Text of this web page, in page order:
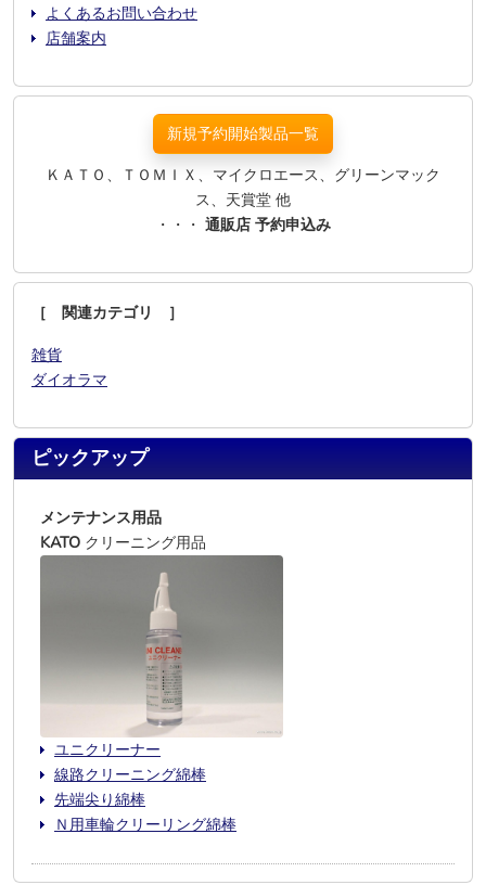
よくあるお問い合わせ
店舗案内
新規予約開始製品一覧
ＫＡＴＯ、ＴＯＭＩＸ、マイクロエース、グリーンマック
ス、天賞堂 他
・・・ 通販店 予約申込み
［ 関連カテゴリ ］
雑貨
ダイオラマ
ピックアップ
メンテナンス用品
KATO クリーニング用品
ユニクリーナー
線路クリーニング綿棒
先端尖り綿棒
Ｎ用車輪クリーリング綿棒